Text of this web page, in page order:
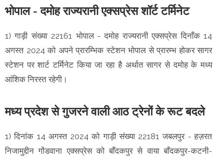
भोपाल - दमोह राज्यरानी एक्सप्रेस शॉर्ट टर्मिनेट
1) गाड़ी संख्या 22161 भोपाल - दमोह राज्यरानी एक्सप्रेस दिनाँक 14
अगस्त 2024 को अपने प्रारम्भिक स्टेशन भोपाल से प्रारम्भ होकर सागर
स्टेशन पर शार्ट टर्मिनेट किया जा रहा है अर्थात सागर से दमोह के मध्य
आंशिक निरस्त रहेगी।
मध्य प्रदेश से गुजरने वाली आठ ट्रेनों के रूट बदले
1) दिनांक 14 अगस्त 2024 को गाड़ी संख्या 22181 जबलपुर - हज़रत
निजामुद्दीन गोंडवाना एक्सप्रेस को बाँदकपुर से वाया बाँदकपुर-कटनी-